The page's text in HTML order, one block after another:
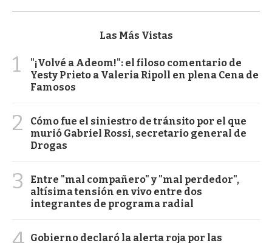
Las Más Vistas
1
"¡Volvé a Adeom!": el filoso comentario de
Yesty Prieto a Valeria Ripoll en plena Cena de
Famosos
2
Cómo fue el siniestro de tránsito por el que
murió Gabriel Rossi, secretario general de
Drogas
3
Entre "mal compañero" y "mal perdedor",
altísima tensión en vivo entre dos
integrantes de programa radial
Gobierno declaró la alerta roja por las